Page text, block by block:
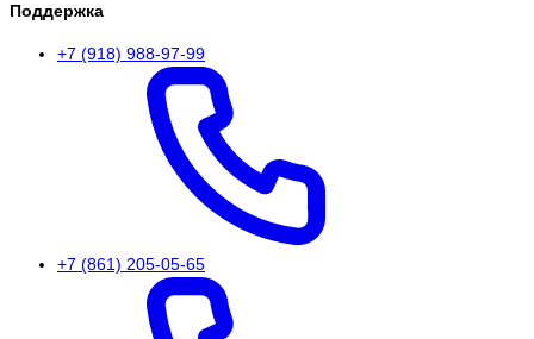
Поддержка
+7 (918) 988-97-99
+7 (861) 205-05-65